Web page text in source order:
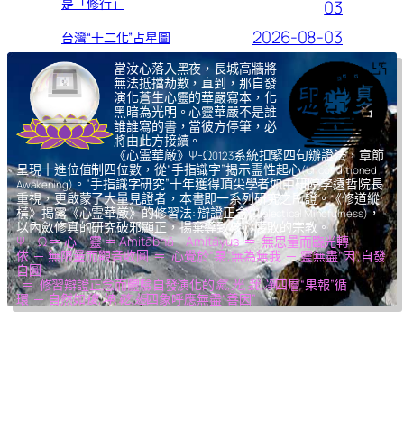
是「修行」
03
台灣“十二化”占星圖 2026-08-03
當汝心落入黑夜，長城高牆將
無法抵擋劫數，直到，那自發
演化蒼生心靈的華嚴寫本，化
黑暗為光明。心靈華嚴不是誰
誰誰寫的書，當彼方停筆，必
將由此方接續。
《心霊華厳》Ψ-Ω0123系統扣緊四句辦證法，章節
呈現十進位值制四位數，從“手指識字”揭示霊性起心(Unconditioned
Awakening) 。“手指識字研究”十年獲得頂尖學者如中研院李遠哲院長
重視，更啟蒙了大量見證者，本書即一系列研究之所證。《修道縱
橫》揭露《心霊華厳》的修習法: 辯證正念(Dialectical Mindfulness)，
以內斂修真的研究破邪顯正，揚棄導致核心腐敗的宗教。
Ψ – Ω ＝ 心 – 靈 ＝ Amitābhā – Amitāyus ＝ 無思量而臨光轉
依 ─ 無限量而觀音收圓 ＝ 心覺於“果”,無為無我 ─ 靈無盡“因”,自發
自圓
＝ 修習辯證正念而體驗自發演化的氣,光,我,凈四層“果報”循
環 ─ 自然如復,坤,乾,逅四象呼應無盡“善因”